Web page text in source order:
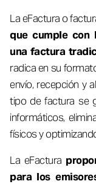
La eFactura o
que cumple con
una factura
radica en su
envío, recepción y
tipo de factura se
informáticos,
físicos y
La eFactura
para los